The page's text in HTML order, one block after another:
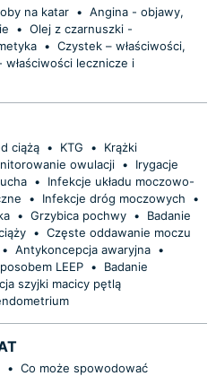
na katar • Angina - objawy,
• Olej z czarnuszki -
• Czystek – właściwości,
właściwości lecznicze i
ciążą • KTG •
Krążki
owulacji •
Irygacje
•
Infekcje układu moczowo-
• Infekcje dróg moczowych
•
• Grzybica pochwy •
Badanie
• Częste oddawanie moczu
• Antykoncepcja awaryjna •
LEEP •
Badanie
szyjki macicy pętlą
• Co może spowodować